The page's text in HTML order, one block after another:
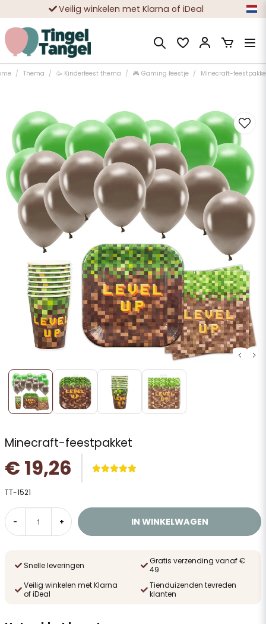
Veilig winkelen met Klarna of iDeal
Tienduizenden tevreden klanten
Thema 🥳 Kinderfeest thema 🎮 Gaming feestje Minecraft-
Minecraft-feestpakket
€ 19,26
TT-1521
- + IN WINKELWAGEN
Snelle leveringen
Gratis verzending vanaf €
49
Veilig winkelen met Klarna
of iDeal
Tienduizenden tevreden
klanten